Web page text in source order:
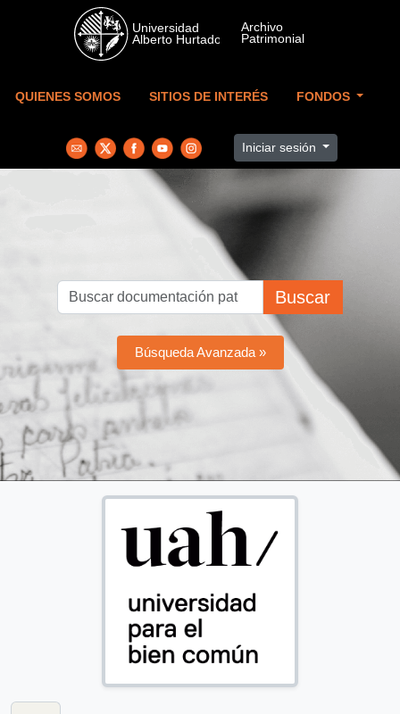
Skip to main content
QUIENES SOMOS SITIOS DE INTERÉS FONDOS
Iniciar sesión
Buscar
Búsqueda Avanzada »